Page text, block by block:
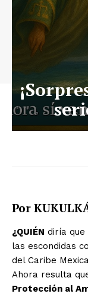
Por
¿QUIÉN diría que
las escondidas
del Caribe
Ahora resulta
Protección al